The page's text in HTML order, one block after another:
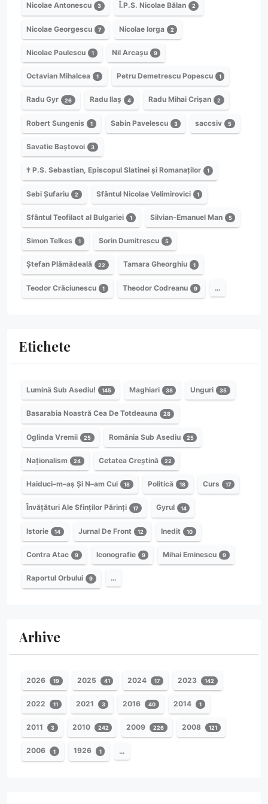
Nicolae Antonescu 3 Î.P.S. Nicolae Bălan 2
Nicolae Georgescu 7 Nicolae Iorga 2
Nicolae Paulescu 1 Nil Arcașu 9
Octavian Mihalcea 1 Petru Demetrescu Popescu 1
Radu Gyr 26 Radu Ilaș 4 Radu Mihai Crișan 2
Robert Sungenis 1 Sabin Pavelescu 3 saccsiv 5
Savatie Baștovoi 3
† P.S. Sebastian, Episcopul Slatinei și Romanaților 1
Sebi Șufariu 2 Sfântul Nicolae Velimirovici 1
Sfântul Teofilact al Bulgariei 1 Silvian-Emanuel Man 5
Simon Telkes 1 Sorin Dumitrescu 5
Ștefan Plămădeală 22 Tamara Gheorghiu 1
Teodor Crăciunescu 1 Theodor Codreanu 9 …
Etichete
Lumină Sub Asediu! 145 Maghiari 38 Unguri 35
Basarabia Noastră Cea De Totdeauna 28
Oglinda Vremii 25 România Sub Asediu 25
Naționalism 24 Cetatea Creștină 22
Haiduci–m–aș Și N–am Cui 18 Politică 18 Curs 17
Învățături Ale Sfinților Părinți 17 Gyrul 14
Istorie 14 Jurnal De Front 12 Inedit 10
Contra Atac 9 Iconografie 9 Mihai Eminescu 9
Raportul Orbului 9 …
Arhive
2026 19 2025 41 2024 17 2023 142
2022 11 2021 3 2016 40 2014 1
2011 3 2010 242 2009 226 2008 121
2006 1 1926 1 …